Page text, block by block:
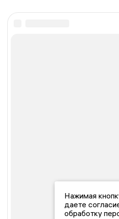
Нажимая
даете
обработку